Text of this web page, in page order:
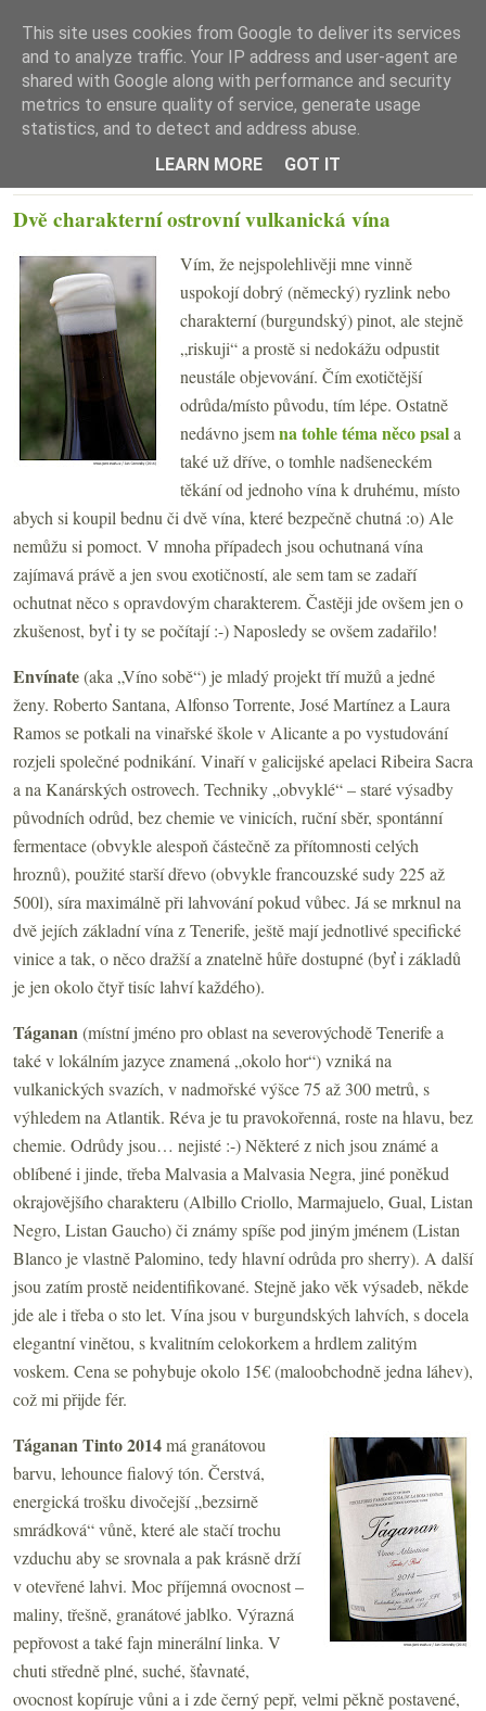
☰ Menu
Dvě charakterní ostrovní vulkanická vína
Vím, že nejspolehlivěji mne vinně
uspokojí dobrý (německý) ryzlink nebo
charakterní (burgundský) pinot, ale stejně
„riskuji“ a prostě si nedokážu odpustit
neustále objevování. Čím exotičtější
odrůda/místo původu, tím lépe. Ostatně
nedávno jsemna tohle téma něco psala
také už dříve, o tomhle nadšeneckém
těkání od jednoho vína k druhému, místo
abych si koupil bednu či dvě vína, které bezpečně chutná :o) Ale
nemůžu si pomoct. V mnoha případech jsou ochutnaná vína
zajímavá právě a jen svou exotičností, ale sem tam se zadaří
ochutnat něco s opravdovým charakterem. Častěji jde ovšem jen o
zkušenost, byť i ty se počítají :-) Naposledy se ovšem zadařilo!
Envínate(aka „Víno sobě“) je mladý projekt tří mužů a jedné
ženy. Roberto Santana, Alfonso Torrente, José Martínez a Laura
Ramos se potkali na vinařské škole v Alicante a po vystudování
rozjeli společné podnikání. Vinaří v galicijské apelaci Ribeira Sacra
a na Kanárských ostrovech. Techniky „obvyklé“ – staré výsadby
původních odrůd, bez chemie ve vinicích, ruční sběr, spontánní
fermentace (obvykle alespoň částečně za přítomnosti celých
hroznů), použité starší dřevo (obvykle francouzské sudy 225 až
500l), síra maximálně při lahvování pokud vůbec. Já se mrknul na
dvě jejích základní vína z Tenerife, ještě mají jednotlivé specifické
vinice a tak, o něco dražší a znatelně hůře dostupné (byť i základů
je jen okolo čtyř tisíc lahví každého).
Táganan(místní jméno pro oblast na severovýchodě Tenerife a
také v lokálním jazyce znamená „okolo hor“)vzniká na
vulkanických svazích, v nadmořské výšce 75 až 300 metrů, s
výhledem na Atlantik. Réva je tu pravokořenná, roste na hlavu, bez
chemie. Odrůdy jsou… nejisté :-) Některé z nich jsou známé a
oblíbené i jinde, třeba Malvasia a Malvasia Negra, jiné poněkud
okrajovějšího charakteru (Albillo Criollo, Marmajuelo, Gual, Listan
Negro, Listan Gaucho) či známy spíše pod jiným jménem (Listan
Blanco je vlastně Palomino, tedy hlavní odrůda pro sherry). A další
jsou zatím prostě neidentifikované. Stejně jako věk výsadeb, někde
jde ale i třeba o sto let. Vína jsou v burgundských lahvích, s docela
elegantní vinětou, s kvalitním celokorkem a hrdlem zalitým
voskem. Cena se pohybuje okolo 15€ (maloobchodně jedna láhev),
což mi přijde fér.
Táganan Tinto 2014má granátovou
barvu, lehounce fialový tón. Čerstvá,
energická trošku divočejší „bezsirně
smrádková“ vůně, které ale stačí trochu
vzduchu aby se srovnala a pak krásně drží
v otevřené lahvi. Moc příjemná ovocnost –
maliny, třešně, granátové jablko. Výrazná
pepřovost a také fajn minerální linka. V
chuti středně plné, suché, šťavnaté,
ovocnost kopíruje vůni a i zde černý pepř, velmi pěkně postavené,
This site uses cookies from Google to deliver its services
and to analyze traffic. Your IP address and user-agent are
shared with Google along with performance and security
metrics to ensure quality of service, generate usage
statistics, and to detect and address abuse.
LEARN MORE
GOT IT